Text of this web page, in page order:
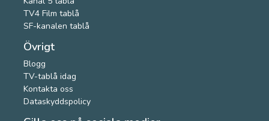
TV4 Film tablå
SF-kanalen tablå
Övrigt
Blogg
TV-tablå idag
Kontakta oss
Dataskyddspolicy